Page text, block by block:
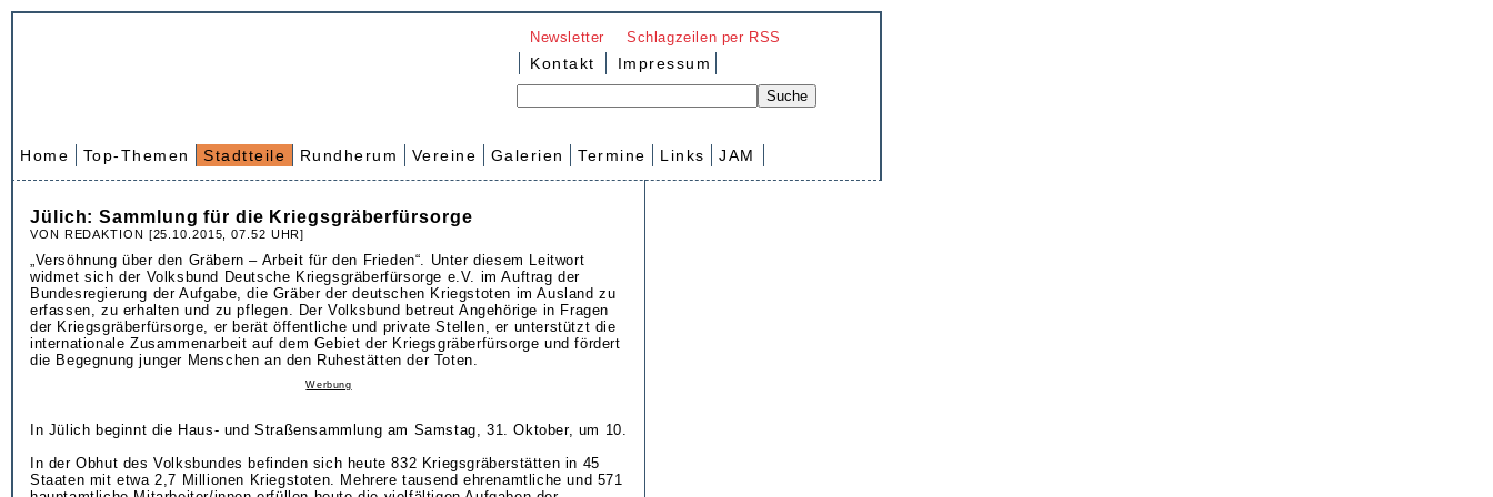
Newsletter Schlagzeilen per RSS
Kontakt Impressum
Home Top-Themen Stadtteile Rundherum Vereine Galerien Termine Links JAM
Jülich: Sammlung für die Kriegsgräberfürsorge
VON REDAKTION [25.10.2015, 07.52 UHR]
„Versöhnung über den Gräbern – Arbeit für den Frieden“. Unter diesem Leitwort
widmet sich der Volksbund Deutsche Kriegsgräberfürsorge e.V. im Auftrag der
Bundesregierung der Aufgabe, die Gräber der deutschen Kriegstoten im Ausland zu
erfassen, zu erhalten und zu pflegen. Der Volksbund betreut Angehörige in Fragen
der Kriegsgräberfürsorge, er berät öffentliche und private Stellen, er unterstützt die
internationale Zusammenarbeit auf dem Gebiet der Kriegsgräberfürsorge und fördert
die Begegnung junger Menschen an den Ruhestätten der Toten.
Werbung
In Jülich beginnt die Haus- und Straßensammlung am Samstag, 31. Oktober, um 10.
In der Obhut des Volksbundes befinden sich heute 832 Kriegsgräberstätten in 45
Staaten mit etwa 2,7 Millionen Kriegstoten. Mehrere tausend ehrenamtliche und 571